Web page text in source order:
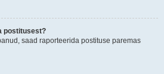
postitusest?
saad raporteerida postituse paremas